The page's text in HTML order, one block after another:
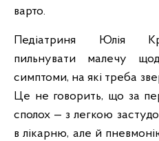
варто.
Педіатриня Юлія
пильнувати малечу
симптоми, на які треба
Це не говорить, що за
сполох — з легкою
в лікарню, але й